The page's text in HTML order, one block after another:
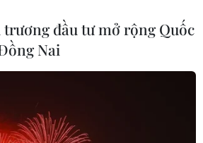
cách mạng công nghệ.”
1990, Mỹ không chỉ là một
sự, kinh tế và chính trị, mà
về công nghệ đã tạo cơ hội để
đầu tư mở rộng Quốc
Nai